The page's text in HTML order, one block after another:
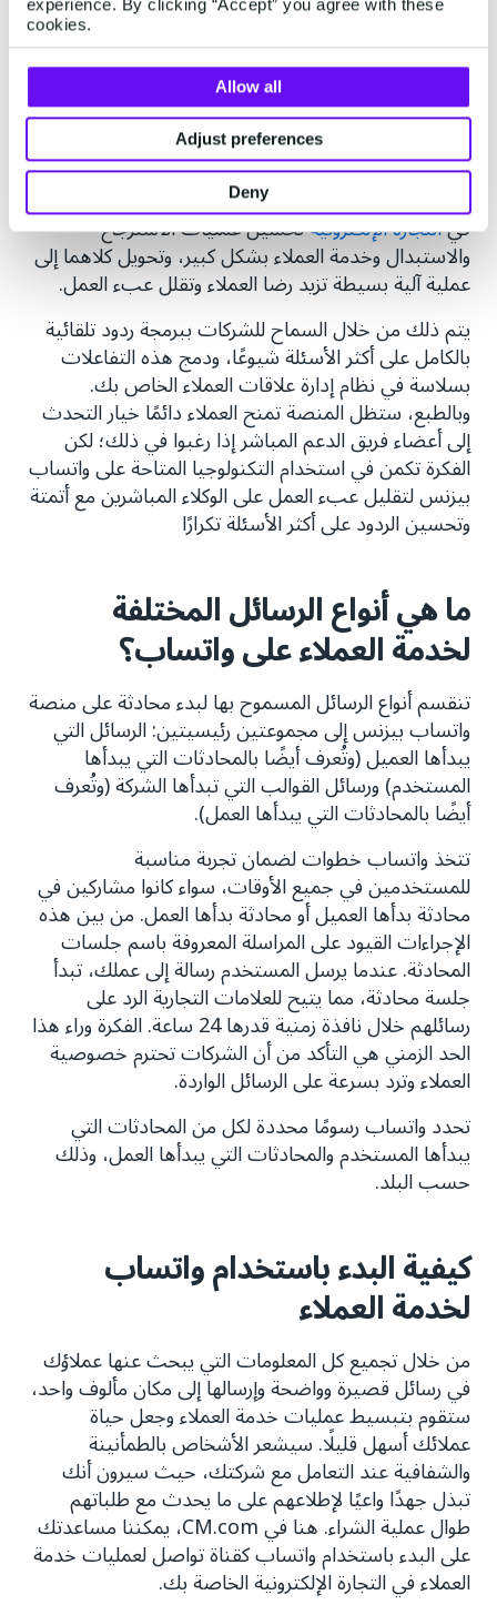
experience. By clicking “Accept” you agree with these
cookies.
Allow all
Adjust preferences
Deny
العملاء رسالة واتساب لتأكيد إجراء الدفع، بالإضافة إلى
تحديثات منتظمة حول حالة التوصيل طوال عملية الشحن
بأكملها.
أتمتة الأسئلة المتكررة والخدمة
باستخدام تقنيات مثل الدردشة الآلية والمساعدين
الافتراضيين على واتساب بيزنس، يمكن للعلامات التجارية
فيالتجارة الإلكترونيةتحسين عمليات الاسترجاع
والاستبدال وخدمة العملاء بشكل كبير، وتحويل كلاهما إلى
عملية آلية بسيطة تزيد رضا العملاء وتقلل عبء العمل.
يتم ذلك من خلال السماح للشركات ببرمجة ردود تلقائية
بالكامل على أكثر الأسئلة شيوعًا، ودمج هذه التفاعلات
بسلاسة في نظام إدارة علاقات العملاء الخاص بك.
وبالطبع، ستظل المنصة تمنح العملاء دائمًا خيار التحدث
إلى أعضاء فريق الدعم المباشر إذا رغبوا في ذلك؛ لكن
الفكرة تكمن في استخدام التكنولوجيا المتاحة على واتساب
بيزنس لتقليل عبء العمل على الوكلاء المباشرين مع أتمتة
وتحسين الردود على أكثر الأسئلة تكرارًا
ما هي أنواع الرسائل المختلفة
لخدمة العملاء على واتساب؟
تنقسم أنواع الرسائل المسموح بها لبدء محادثة على منصة
واتساب بيزنس إلى مجموعتين رئيسيتين: الرسائل التي
يبدأها العميل (وتُعرف أيضًا بالمحادثات التي يبدأها
المستخدم) ورسائل القوالب التي تبدأها الشركة (وتُعرف
أيضًا بالمحادثات التي يبدأها العمل).
تتخذ واتساب خطوات لضمان تجربة مناسبة
للمستخدمين في جميع الأوقات، سواء كانوا مشاركين في
محادثة بدأها العميل أو محادثة بدأها العمل. من بين هذه
الإجراءات القيود على المراسلة المعروفة باسم جلسات
المحادثة. عندما يرسل المستخدم رسالة إلى عملك، تبدأ
جلسة محادثة، مما يتيح للعلامات التجارية الرد على
رسائلهم خلال نافذة زمنية قدرها 24 ساعة. الفكرة وراء هذا
الحد الزمني هي التأكد من أن الشركات تحترم خصوصية
العملاء وترد بسرعة على الرسائل الواردة.
تحدد واتساب رسومًا محددة لكل من المحادثات التي
يبدأها المستخدم والمحادثات التي يبدأها العمل، وذلك
حسب البلد.
كيفية البدء باستخدام واتساب
لخدمة العملاء
من خلال تجميع كل المعلومات التي يبحث عنها عملاؤك
في رسائل قصيرة وواضحة وإرسالها إلى مكان مألوف واحد،
ستقوم بتبسيط عمليات خدمة العملاء وجعل حياة
عملائك أسهل قليلًا. سيشعر الأشخاص بالطمأنينة
والشفافية عند التعامل مع شركتك، حيث سيرون أنك
تبذل جهدًا واعيًا لإطلاعهم على ما يحدث مع طلباتهم
طوال عملية الشراء. هنا في CM.com، يمكننا مساعدتك
على البدء باستخدام واتساب كقناة تواصل لعمليات خدمة
العملاء في التجارة الإلكترونية الخاصة بك.